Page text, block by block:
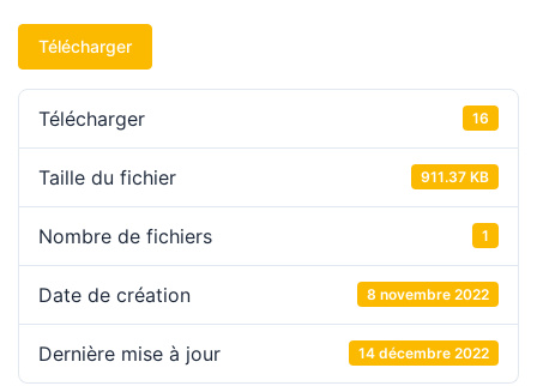
Télécharger
Télécharger 16
Taille du fichier 911.37 KB
Nombre de fichiers 1
Date de création 8 novembre 2022
Dernière mise à jour 14 décembre 2022